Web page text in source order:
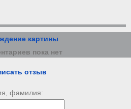
картины
пока нет
отзыв
фамилия: